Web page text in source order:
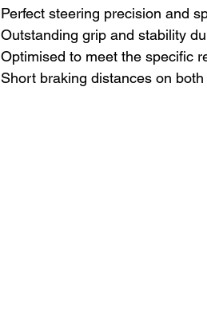
Perfect steering precision and
Outstanding grip and stability
Optimised to meet the specific
Short braking distances on